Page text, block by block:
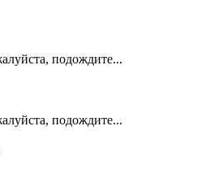
подождите...
подождите...